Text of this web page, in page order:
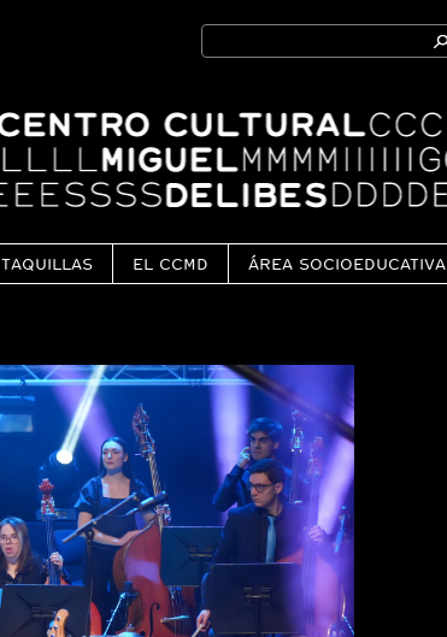
Search
for:
EL CCMD ÁREA SOCIOEDUCATIVA